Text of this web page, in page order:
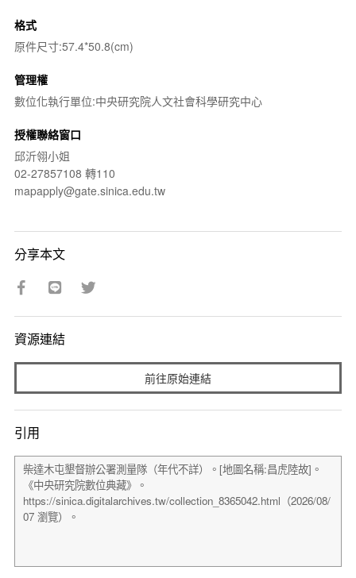
格式
原件尺寸:57.4*50.8(cm)
管理權
數位化執行單位:中央研究院人文社會科學研究中心
授權聯絡窗口
邱沂翎小姐
02-27857108 轉110
mapapply@gate.sinica.edu.tw
分享本文
資源連結
前往原始連結
引用